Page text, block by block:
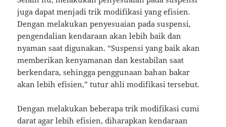
juga dapat menjadi trik modifikasi yang efisien.
Dengan melakukan penyesuaian pada suspensi,
pengendalian kendaraan akan lebih baik dan
nyaman saat digunakan. “Suspensi yang baik akan
memberikan kenyamanan dan kestabilan saat
berkendara, sehingga penggunaan bahan bakar
akan lebih efisien,” tutur ahli modifikasi tersebut.
Dengan melakukan beberapa trik modifikasi cumi
darat agar lebih efisien, diharapkan kendaraan